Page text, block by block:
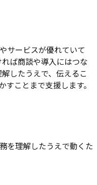
サービスが優れていて
ば商談や導入にはつな
したうえで、伝えるこ
すことまで支援します。
を理解したうえで動くた